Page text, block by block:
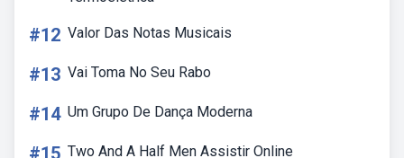
#12 Valor Das Notas Musicais
#13 Vai Toma No Seu Rabo
#14 Um Grupo De Dança Moderna
#15 Two And A Half Men Assistir Online